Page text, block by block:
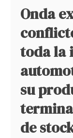
Onda
toda la
su
de